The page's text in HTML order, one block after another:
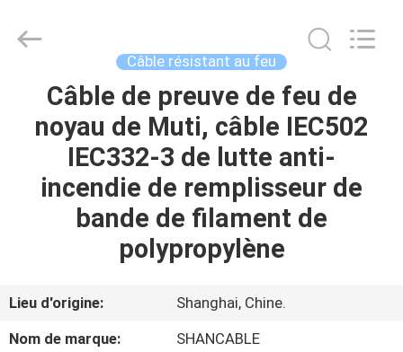
APERÇU
PRODUITS
VIDÉOS
SHOW
Cable
(Group)
Câble résistant au feu
Câble de preuve de feu de
noyau de Muti, câble IEC502
IEC332-3 de lutte anti-
incendie de remplisseur de
bande de filament de
polypropylène
Lieu d'origine:
Shanghai, Chine.
Nom de marque:
SHANCABLE